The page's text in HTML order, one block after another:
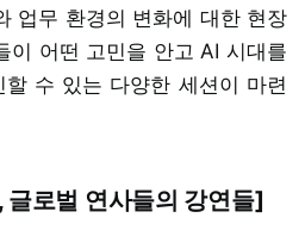
업무 환경의 변화에 대한 현장
이 어떤 고민을 안고 AI 시대를
수 있는 다양한 세션이 마련
글로벌 연사들의 강연들]